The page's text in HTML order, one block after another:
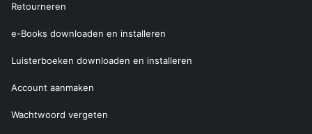
Retourneren
e-Books downloaden en installeren
Luisterboeken downloaden en installeren
Account aanmaken
Wachtwoord vergeten